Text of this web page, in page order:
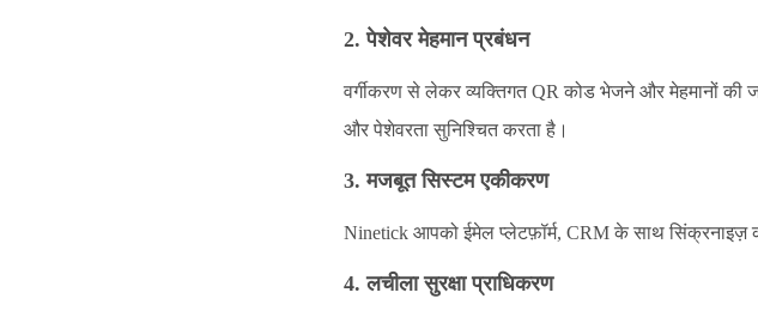
2. पेशेवर मेहमान प्रबंधन
वर्गीकरण से लेकर व्यक्तिगत QR कोड भेजने और मेहमानों की
और पेशेवरता सुनिश्चित करता है।
3. मजबूत सिस्टम एकीकरण
Ninetick आपको ईमेल प्लेटफ़ॉर्म, CRM के साथ सिंक्रनाइज़
4. लचीला सुरक्षा प्राधिकरण